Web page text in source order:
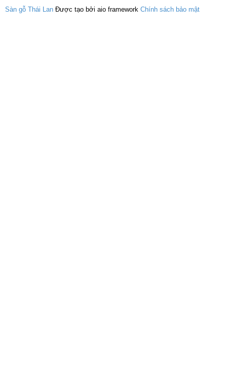
Sàn gỗ Thái Lan Được tạo bởi aio framework Chính sách bảo mật